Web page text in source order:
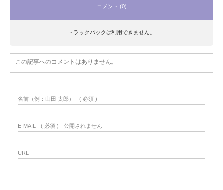
コメント (0)
トラックバックは利用できません。
この記事へのコメントはありません。
名前（例：山田 太郎） ( 必須 )
E-MAIL ( 必須 ) - 公開されません -
URL